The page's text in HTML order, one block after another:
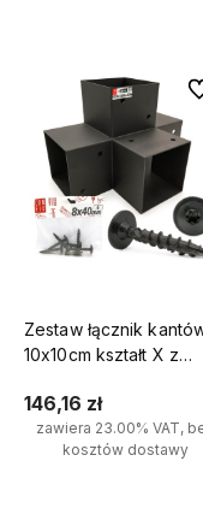
Zestaw łącznik
10x10cm kształt X z
146,16 zł
zawiera 23.00% VAT,
kosztów dostawy